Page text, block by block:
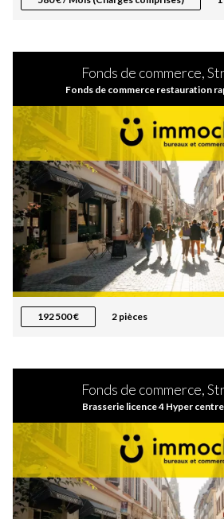
Fonds de commerce,
Fonds de commerce restauration
192 500 € 2 pièces
Fonds de commerce,
Brasserie licence 4 Hyper